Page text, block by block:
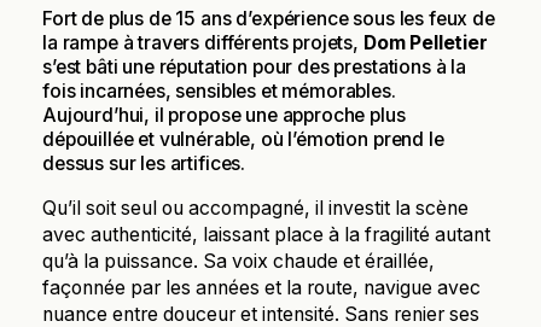
Fort de plus de 15 ans d’expérience sous les feux de
la rampe à travers différents projets, Dom Pelletier
s’est bâti une réputation pour des prestations à la
fois incarnées, sensibles et mémorables.
Aujourd’hui, il propose une approche plus
dépouillée et vulnérable, où l’émotion prend le
dessus sur les artifices.
Qu’il soit seul ou accompagné, il investit la scène
avec authenticité, laissant place à la fragilité autant
qu’à la puissance. Sa voix chaude et éraillée,
façonnée par les années et la route, navigue avec
nuance entre douceur et intensité. Sans renier ses